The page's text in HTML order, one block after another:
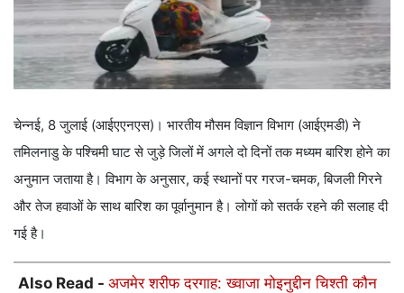
चेन्नई, 8 जुलाई (आईएएनएस)। भारतीय मौसम विज्ञान विभाग (आईएमडी) ने
तमिलनाडु के पश्चिमी घाट से जुड़े जिलों में अगले दो दिनों तक मध्यम बारिश होने का
अनुमान जताया है। विभाग के अनुसार, कई स्थानों पर गरज-चमक, बिजली गिरने
और तेज हवाओं के साथ बारिश का पूर्वानुमान है। लोगों को सतर्क रहने की सलाह दी
गई है।
Also Read - अजमेर शरीफ दरगाह: ख्वाजा मोइनुद्दीन चिश्ती कौन